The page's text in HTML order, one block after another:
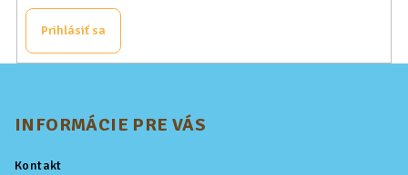
Prihlásiť sa
INFORMÁCIE PRE VÁS
Kontakt